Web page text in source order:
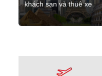
khách sạn và thuê xe